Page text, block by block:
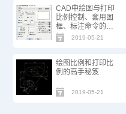
CAD中绘图与打印
比例控制、套用图
框、标注命令的使
用技巧2019-05-21
绘图比例和打印比
例的高手秘笈
2019-05-21